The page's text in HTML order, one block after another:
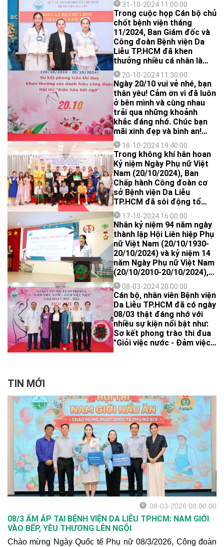
31-10-2024 11:00:00
Trong cuộc họp Cán bộ chủ
chốt bệnh viện tháng
11/2024, Ban Giám đốc và
Công đoàn Bệnh viện Da
Liễu TP.HCM đã khen
thưởng nhiều cá nhân là
bác sĩ, điều dưỡng, dược sĩ,
kỹ thuật viên đạt giải "Bàn
tay vàng năm 2024" do
Công đoàn Ngành Y tế
TP.HCM phát động.
20-10-2024 11:30:00
Ngày 20/10 vui vẻ nhé, bạn
thân yêu! Cảm ơn vì đã luôn
ở bên mình và cùng nhau
trải qua những khoảnh
khắc đáng nhớ. Chúc bạn
mãi xinh đẹp và bình an!
(St)18-10-2024 19:40:00
Trong không khí hân hoan
Kỷ niệm Ngày Phụ nữ Việt
Nam (20/10/2024), Ban
Chấp hành Công đoàn cơ
sở Bệnh viện Da Liễu
TP.HCM đã sôi động tổ
chức Hội diễn "Biến hóa bất
ngờ" với sự tham gia thi
đấu của 17 anh tài đến từ
17 tổ công đoàn bệnh viện.
17-10-2024 16:00:00
Nhân kỷ niệm 94 năm ngày
thành lập Hội Liên hiệp Phụ
nữ Việt Nam (20/10/1930-
20/10/2024) và kỷ niệm 14
năm Ngày Phụ nữ Việt Nam
(20/10/2010-20/10/2024),
Công đoàn cơ sở Bệnh viện
Da Liễu TP.HCM phối hợp
cùng Công đoàn cơ sở
Bệnh viện Nhi đồng 2 đã tổ
chức buổi nói chuyện
chuyên đề "Hướng dẫn
chăm sóc da" cho các nữ
đoàn viên công đoàn bệnh
08-03-2024 20:00:00
Cán bộ, nhân viên Bệnh viện
Da Liễu TP.HCM đã có ngày
08/03 thật đáng nhớ với
nhiều sự kiện nổi bật như:
Sơ kết phong trào thi đua
"Giỏi việc nước - Đảm việc
mừng Ngày Quốc tế Phụ nữ
2024.
TIN MỚI
08-03-2026 08:00:00
08/3 ẤM ÁP TẠI BỆNH VIỆN DA LIỄU TPHCM: NAM GIỚI
VÀO BẾP, YÊU THƯƠNG LÊN NGÔI
Chào mừng Ngày Quốc tế Phụ nữ 08/3/2026, Công đoàn